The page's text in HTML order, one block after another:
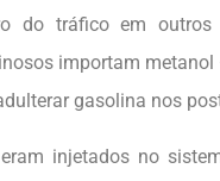
do tráfico em outros
importam
gasolina nos
injetados no